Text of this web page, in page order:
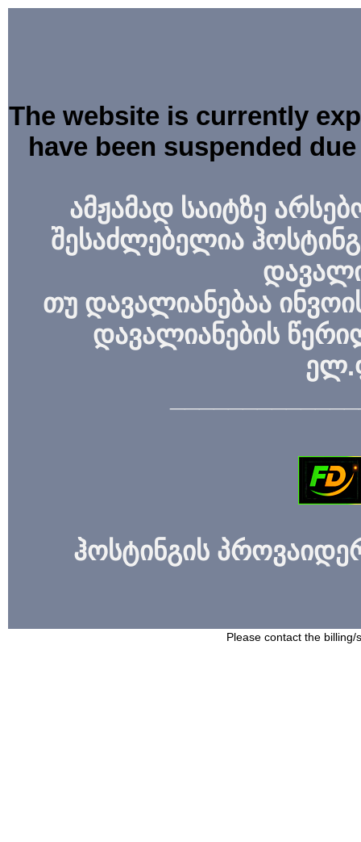
The website is currently
have been suspended
ამჟამად საიტზე
შესაძლებელია
თუ დავალიანებაა
დავალიანების
ჰოსტინგის
Please contact the